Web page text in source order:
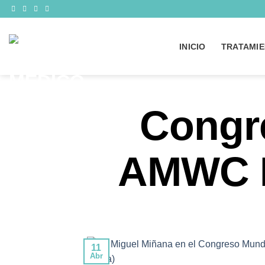
Saltar
contenido
INICIO
AMWC
11
Abr